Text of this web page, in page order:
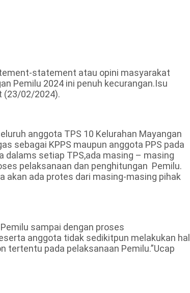
statement atau opini masyarakat
Pemilu 2024 ini penuh kecurangan.Isu
(23/02/2024).
anggota TPS 10 Kelurahan Mayangan
sebagai KPPS maupun anggota PPS pada
dalams setiap TPS,ada masing – masing
pelaksanaan dan penghitungan Pemilu.
akan ada protes dari masing-masing pihak
sampai dengan proses
anggota tidak sedikitpun melakukan hal
tertentu pada pelaksanaan Pemilu.”Ucap